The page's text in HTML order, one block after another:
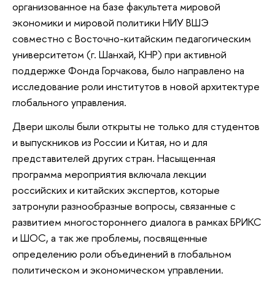
организованное на базе факультета мировой
экономики и мировой политики НИУ ВШЭ
совместно с Восточно-китайским педагогическим
университетом (г. Шанхай, КНР) при активной
поддержке Фонда Горчакова, было направлено на
исследование роли институтов в новой архитектуре
глобального управления.
Двери школы были открыты не только для студентов
и выпускников из России и Китая, но и для
представителей других стран. Насыщенная
программа мероприятия включала лекции
российских и китайских экспертов, которые
затронули разнообразные вопросы, связанные с
развитием многостороннего диалога в рамках БРИКС
и ШОС, а так же проблемы, посвященные
определению роли объединений в глобальном
политическом и экономическом управлении.